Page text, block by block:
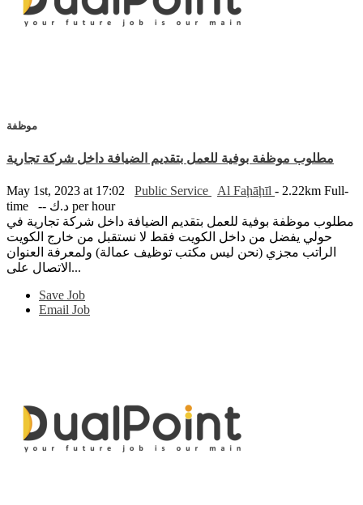
موظفة
مطلوب موظفة بوفية للعمل بتقديم الضيافة داخل شركة تجارية
May 1st, 2023 at 17:02 Public Service Al Faḩāḩīl - 2.22km Full-
time
-- د.ك per hour
مطلوب موظفة بوفية للعمل بتقديم الضيافة داخل شركة تجارية في
حولي يفضل من داخل الكويت فقط لا نستقبل من خارج الكويت
الراتب مجزي (نحن ليس مكتب توظيف عمالة) ولمعرفة العنوان
الاتصال على...
Save Job
Email Job